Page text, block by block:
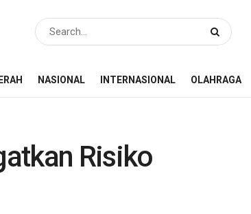
NASIONAL INTERNASIONAL OLAHRAGA
Risiko